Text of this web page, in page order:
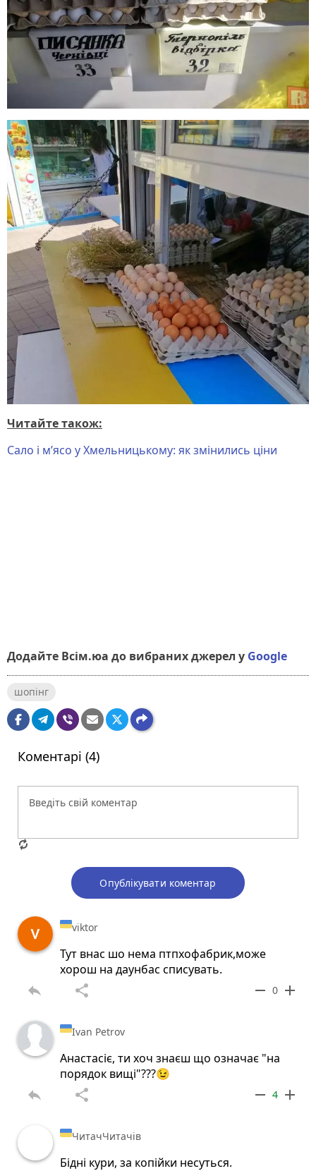
Читайте також:
Сало і м’ясо у Хмельницькому: як змінились ціни
Додайте Всім.юа до вибраних джерел у Google
шопінг
Коментарі (4)
Опублікувати коментар
viktor
Тут внас шо нема птпхофабрик,може
хорош на даунбас списувать.
reply share remove 0 add
Ivan Petrov
Анастасіє, ти хоч знаєш що означає "на
порядок вищі"???😉
reply share remove 4 add
ЧитачЧитачів
Бідні кури, за копійки несуться.